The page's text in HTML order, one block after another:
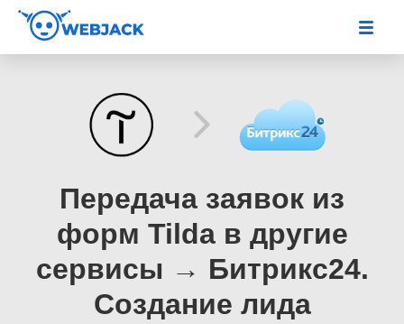
Передача заявок из
форм Tilda в другие
сервисы → Битрикс24.
Создание лида